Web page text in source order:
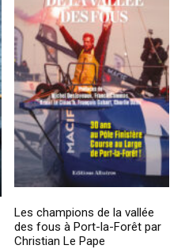
Les champions de la vallée
des fous à Port-la-Forêt par
Christian Le Pape